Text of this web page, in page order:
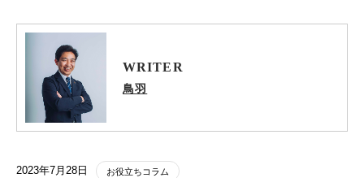
WRITER
鳥羽
2023年7月28日 お役立ちコラム